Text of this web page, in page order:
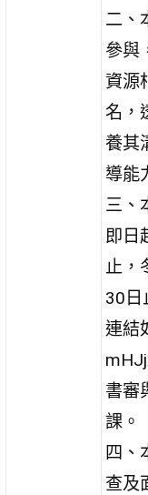
二、
參與
資源
名，
養其
導能
三、
即日
止，
30日
連結
書審
課。
四、
查及